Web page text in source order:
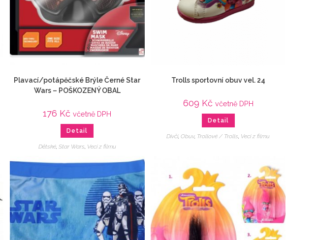
Plavací/potápěčské Brýle Černé Star
Wars – POŠKOZENÝ OBAL
176 Kč včetně DPH
Detail
Dětské, Star Wars, Veci z filmu
Trolls sportovní obuv vel. 24
609 Kč včetně DPH
Detail
Dívčí,Obuv, Trollové / Trolls, Veci z filmu